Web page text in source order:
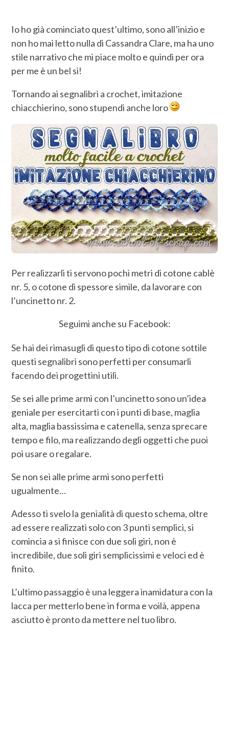
Io ho già cominciato quest’ultimo, sono all’inizio e
non ho mai letto nulla di Cassandra Clare, ma ha uno
stile narrativo che mi piace molto e quindi per ora
per me è un bel si!
Tornando ai segnalibri a crochet, imitazione
chiacchierino, sono stupendi anche loro
Per realizzarli ti servono pochi metri di cotone cablè
nr. 5, o cotone di spessore simile, da lavorare con
l’uncinetto nr. 2.
Seguimi anche su Facebook:
Se hai dei rimasugli di questo tipo di cotone sottile
questi segnalibri sono perfetti per consumarli
facendo dei progettini utili.
Se sei alle prime armi con l’uncinetto sono un’idea
geniale per esercitarti con i punti di base, maglia
alta, maglia bassissima e catenella, senza sprecare
tempo e filo, ma realizzando degli oggetti che puoi
poi usare o regalare.
Se non sei alle prime armi sono perfetti
ugualmente…
Adesso ti svelo la genialità di questo schema, oltre
ad essere realizzati solo con 3 punti semplici, si
comincia a si finisce con due soli giri, non è
incredibile, due soli giri semplicissimi e veloci ed è
finito.
L’ultimo passaggio è una leggera inamidatura con la
lacca per metterlo bene in forma e voilà, appena
asciutto è pronto da mettere nel tuo libro.